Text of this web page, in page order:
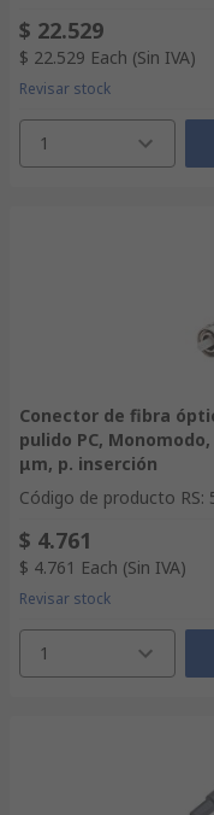
$ 22.529
$ 22.529 Each (Sin IVA)
Revisar stock
1
Conector de fibra
pulido PC,
μm, p. inserción
Código de producto RS:
$ 4.761
$ 4.761 Each (Sin IVA)
Revisar stock
1